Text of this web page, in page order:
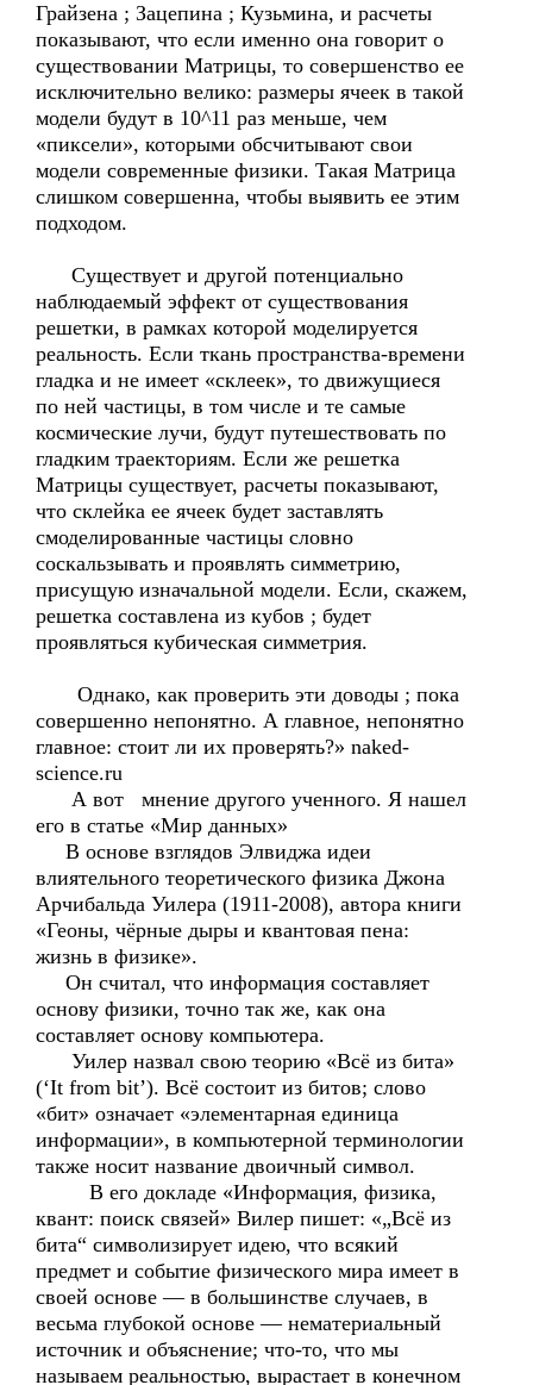
Грайзена ; Зацепина ; Кузьмина, и расчеты
показывают, что если именно она говорит о
существовании Матрицы, то совершенство ее
исключительно велико: размеры ячеек в такой
модели будут в 10^11 раз меньше, чем
«пиксели», которыми обсчитывают свои
модели современные физики. Такая Матрица
слишком совершенна, чтобы выявить ее этим
подходом.
Существует и другой потенциально
наблюдаемый эффект от существования
решетки, в рамках которой моделируется
реальность. Если ткань пространства-времени
гладка и не имеет «склеек», то движущиеся
по ней частицы, в том числе и те самые
космические лучи, будут путешествовать по
гладким траекториям. Если же решетка
Матрицы существует, расчеты показывают,
что склейка ее ячеек будет заставлять
смоделированные частицы словно
соскальзывать и проявлять симметрию,
присущую изначальной модели. Если, скажем,
решетка составлена из кубов ; будет
проявляться кубическая симметрия.
Однако, как проверить эти доводы ; пока
совершенно непонятно. А главное, непонятно
главное: стоит ли их проверять?» naked-
science.ru
А вот мнение другого ученного. Я нашел
его в статье «Мир данных»
В основе взглядов Элвиджа идеи
влиятельного теоретического физика Джона
Арчибальда Уилера (1911-2008), автора книги
«Геоны, чёрные дыры и квантовая пена:
жизнь в физике».
Он считал, что информация составляет
основу физики, точно так же, как она
составляет основу компьютера.
Уилер назвал свою теорию «Всё из бита»
(‘It from bit’). Всё состоит из битов; слово
«бит» означает «элементарная единица
информации», в компьютерной терминологии
также носит название двоичный символ.
В его докладе «Информация, физика,
квант: поиск связей» Вилер пишет: «„Всё из
бита“ символизирует идею, что всякий
предмет и событие физического мира имеет в
своей основе — в большинстве случаев, в
весьма глубокой основе — нематериальный
источник и объяснение; что-то, что мы
называем реальностью, вырастает в конечном